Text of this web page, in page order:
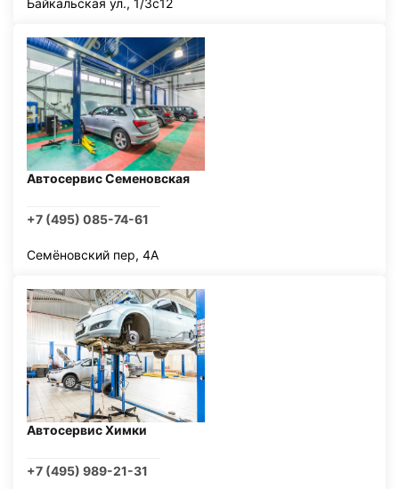
Байкальская ул., 1/3с12
Автосервис Семеновская
+7 (495) 085-74-61
Семёновский пер, 4А
Автосервис Химки
+7 (495) 989-21-31